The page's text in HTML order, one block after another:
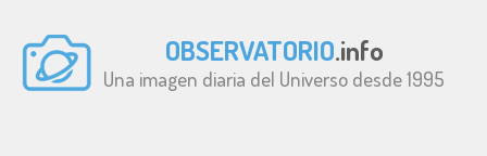
OBSERVATORIO.info
Una imagen diaria del Universo desde 1995